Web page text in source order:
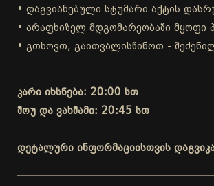
• დაგვიანებული სტუმარი აქტის
• არაფხიზელ მდგომარეობაში მყოფი
• გთხოვთ, გაითვალისწინოთ -
კარი იხსნება: 20:00 სთ
შოუ და ვახშამი: 20:45 სთ
დეტალური ინფორმაციისთვის